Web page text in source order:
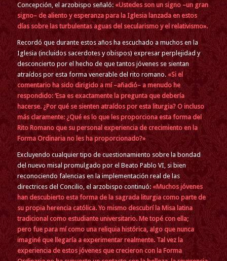
Concepción, el arzobispo señaló: «Ustedes son un signo –un gran
signo– de aliento y esperanza para la Iglesia lanzada en estos
días sobre las turbulentas aguas del secularismo y el relativismo».
Recordó que durante estos años ha escuchado a muchos en la
Iglesia (incluidos sacerdotes y obispos) expresar perplejidad y
desconcierto por el hecho de que tantos jóvenes se sientan
atraídos por esta forma venerable del rito romano. «Si el
comentario ha sido dirigido a mí –añadió– a menudo he
respondido: ‘Esa es exactamente la pregunta que debería
hacerse. ¿Por qué se sienten atraídos por esta liturgia? O incluso
más claramente: ¿Qué es lo que les proporciona esta forma del
Rito Romano que su personal experiencia de crecimiento en la
Forma Ordinaria no les ha proporcionado?»
Excluyendo cualquier tipo de cuestionamiento sobre la bondad
del nuevo misal promulgado por el Beato Pablo VI, si bien
reconociendo falencias en la implementación real de las
directrices del Concilio, el arzobispo continuó: «Muchos jóvenes
han descubierto esta forma de la sagrada liturgia como parte de
su propia herencia católica. Yo mismo descubrí la Misa latina
tradicional como estudiante universitario. Me topé con ella;
pero fue para mí como una reliquia histórica, algo que nunca
imaginé que llegaría a experimentar realmente. Tal vez la
experiencia de estos jóvenes que crecieron con la Forma